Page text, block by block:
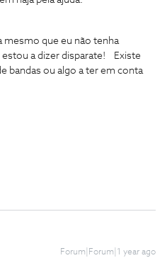
mesmo que eu não tenha
a dizer disparate! Existe
bandas ou algo a ter em conta
Forum|Forum|1 year ago